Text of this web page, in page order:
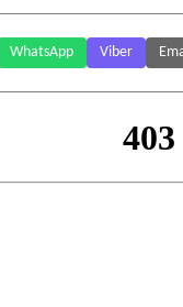
WhatsApp Viber